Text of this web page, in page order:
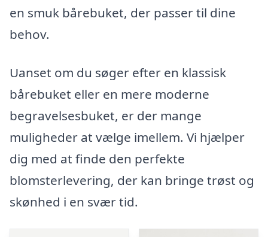
en smuk bårebuket, der passer til dine
behov.
Uanset om du søger efter en klassisk
bårebuket eller en mere moderne
begravelsesbuket, er der mange
muligheder at vælge imellem. Vi hjælper
dig med at finde den perfekte
blomsterlevering, der kan bringe trøst og
skønhed i en svær tid.